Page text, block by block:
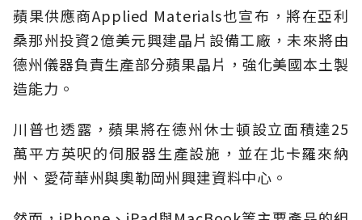
蘋果供應商Applied Materials也宣布，將在亞利
桑那州投資2億美元興建晶片設備工廠，未來將由
德州儀器負責生產部分蘋果晶片，強化美國本土製
造能力。
川普也透露，蘋果將在德州休士頓設立面積達25
萬平方英呎的伺服器生產設施，並在北卡羅來納
州、愛荷華州與奧勒岡州興建資料中心。